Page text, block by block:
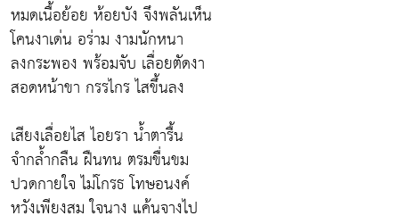
หมดเนื้อย้อย ห้อยบัง จึงพลันเห็น
โคนงาเด่น อร่าม งามนักหนา
ลงกระพอง พร้อมจับ เลื่อยตัดงา
สอดหน้าขา กรรไกร ไสขึ้นลง
เสียงเลื่อยไส ไอยรา น้ำตารื้น
จำกล้ำกลืน ฝืนทน ตรมขื่นขม
ปวดกายใจ ไม่โกรธ โทษอนงค์
หวังเพียงสม ใจนาง แค้นจางไป